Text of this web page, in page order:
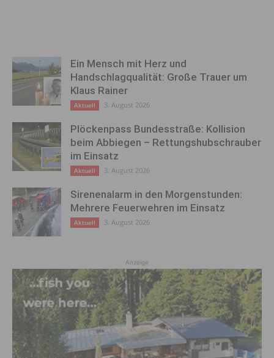
Ein Mensch mit Herz und
Handschlagqualität: Große Trauer um
Klaus Rainer
Aktuell 3. August 2026
Plöckenpass Bundesstraße: Kollision
beim Abbiegen – Rettungshubschrauber
im Einsatz
Aktuell 3. August 2026
Sirenenalarm in den Morgenstunden:
Mehrere Feuerwehren im Einsatz
Aktuell 3. August 2026
Anzeige